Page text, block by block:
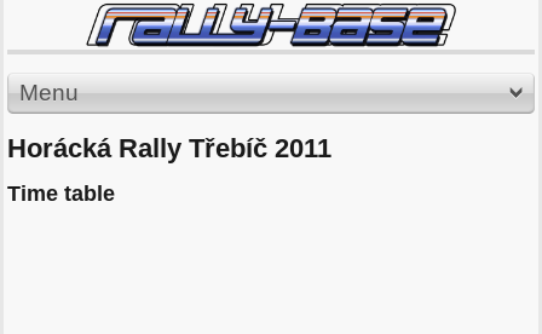
Menu
Horácká Rally Třebíč 2011
Time table